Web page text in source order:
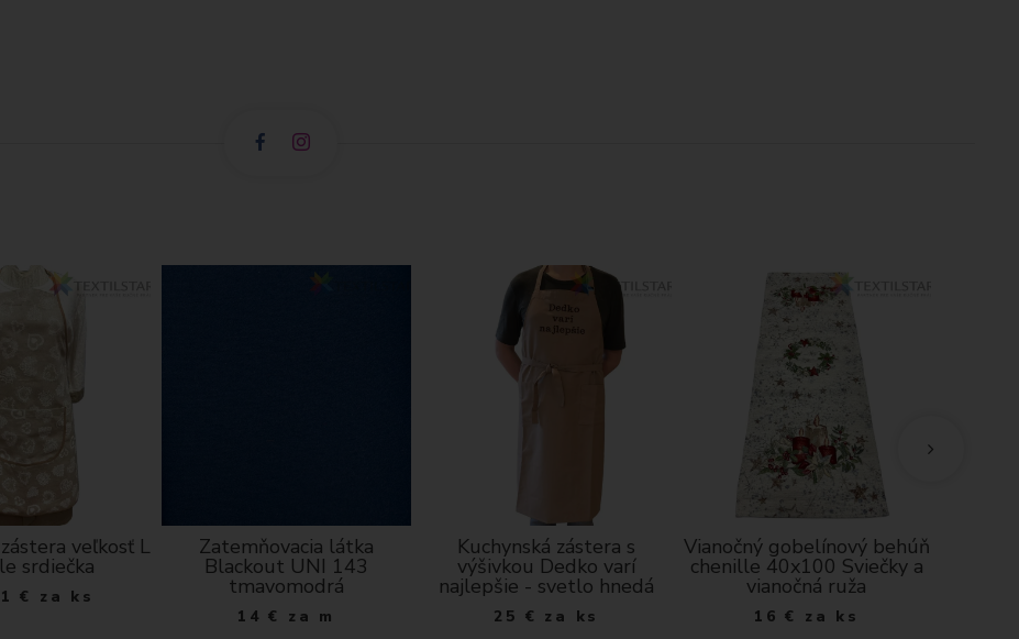
veľkosť L
srdiečka
€ za ks
Zatemňovacia látka
Blackout UNI 143
tmavomodrá
14 € za m
Kuchynská zástera s
výšivkou Dedko varí
najlepšie - svetlo hnedá
25 € za ks
Vianočný gobelínový behúň
chenille 40x100 Sviečky a
vianočná ruža
16 € za ks